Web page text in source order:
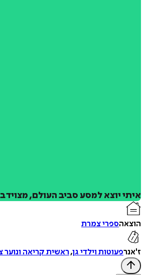
איתי יוצא למסע סביב העולם,
הוצאהספרי צמרת
ז'אנרפעוטות וילדי גן,ראשית קריאה ונוער